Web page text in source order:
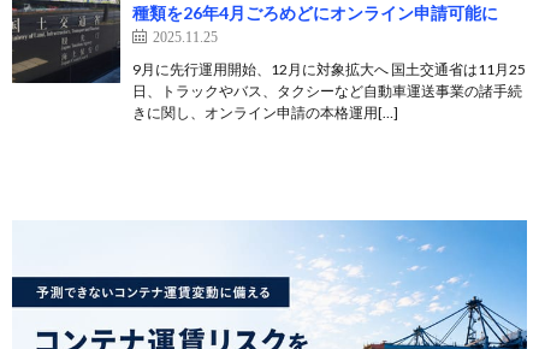
種類を26年4月ごろめどにオンライン申請可能に
2025.11.25
9月に先行運用開始、12月に対象拡大へ 国土交通省は11月25
日、トラックやバス、タクシーなど自動車運送事業の諸手続
きに関し、オンライン申請の本格運用[…]